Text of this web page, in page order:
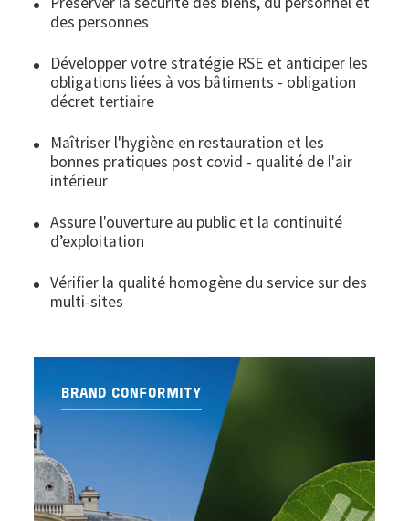
des personnes
Développer votre stratégie RSE et anticiper les
obligations liées à vos bâtiments - obligation
décret tertiaire
Maîtriser l'hygiène en restauration et les
bonnes pratiques post covid - qualité de l'air
intérieur
Assure l'ouverture au public et la continuité
d’exploitation
Vérifier la qualité homogène du service sur des
multi-sites
BRAND CONFORMITY